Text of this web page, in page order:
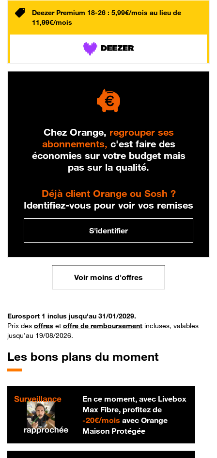
Deezer Premium 18-26 : 5,99€/mois au lieu de
11,99€/mois
Chez Orange, regrouper ses
abonnements, c'est faire des
économies sur votre budget mais
pas sur la qualité.
Déjà client Orange ou Sosh ?
Identifiez-vous pour voir vos remises
S'identifier
Voir moins d'offres
Eurosport 1 inclus jusqu'au 31/01/2029.
Prix des offres et offre de remboursement incluses, valables
jusqu’au 19/08/2026.
Les bons plans du moment
En ce moment, avec Livebox
Max Fibre, profitez de
-20€/mois20 € par mois
avec Orange
Maison Protégée